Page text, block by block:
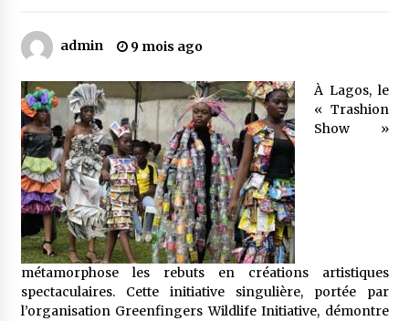
4 ans ago
Quand on va vite
5 ans ago
« Père, tiens-moi, je vais tomber ! »
5 ans ago
Le bouc de l’Au-delà
5 ans ago
admin 9 mois ago
À Lagos, le
« Trashion
Show »
métamorphose les rebuts en créations artistiques
spectaculaires. Cette initiative singulière, portée par
l’organisation Greenfingers Wildlife Initiative, démontre